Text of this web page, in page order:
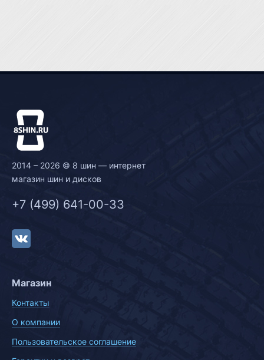
2014 – 2026 © 8 шин — интернет
магазин шин и дисков
+7 (499) 641-00-33
Магазин
Контакты
О компании
Пользовательское соглашение